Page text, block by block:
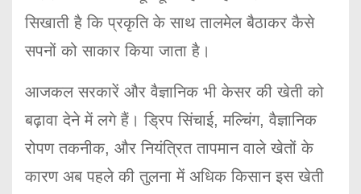
सिखाती है कि प्रकृति के साथ तालमेल बैठाकर कैसे
सपनों को साकार किया जाता है।
आजकल सरकारें और वैज्ञानिक भी केसर की खेती को
बढ़ावा देने में लगे हैं। ड्रिप सिंचाई, मल्चिंग, वैज्ञानिक
रोपण तकनीक, और नियंत्रित तापमान वाले खेतों के
कारण अब पहले की तुलना में अधिक किसान इस खेती